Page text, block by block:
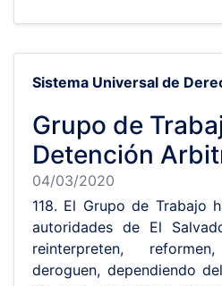
Sistema Universal de
Grupo de
Detención
04/03/2020
118. El Grupo de Trabajo
autoridades de El
reinterpreten,
deroguen, dependiendo